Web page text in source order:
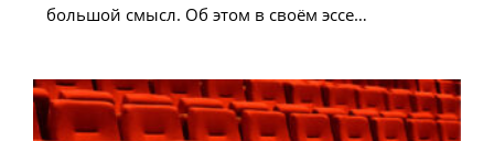
большой смысл. Об этом в своём эссе…